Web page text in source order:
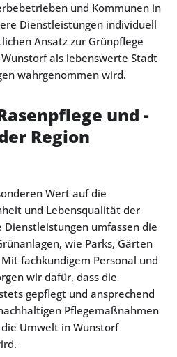
und Kommunen in
Dienstleistungen individuell
Ansatz zur Grünpflege
als lebenswerte Stadt
wahrgenommen wird.
und -
Region
Wert auf die
und Lebensqualität der
umfassen die
wie Parks, Gärten
fachkundigem Personal und
wir dafür, dass die
gepflegt und ansprechend
Pflegemaßnahmen
Umwelt in Wunstorf